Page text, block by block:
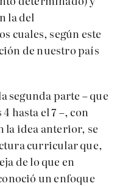
la del
cuales, según este
de nuestro país
segunda parte – que
hasta el 7 –, con
la idea anterior, se
curricular que,
de lo que en
un enfoque